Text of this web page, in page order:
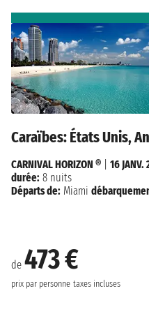
Caraïbes: États Unis,
de 473 €
prix par personne taxes incluses
CARNIVAL HORIZON ®
16 JANV.
durée: 8 nuits
Départs de: Miami